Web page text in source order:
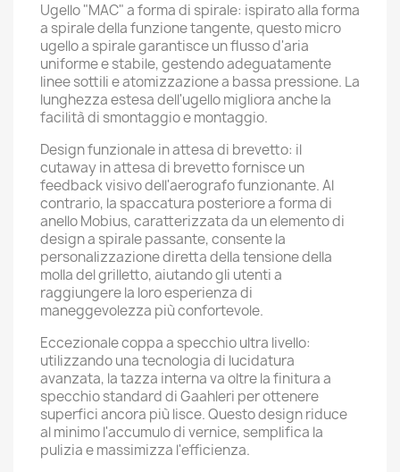
Ugello "MAC" a forma di spirale: ispirato alla forma
a spirale della funzione tangente, questo micro
ugello a spirale garantisce un flusso d'aria
uniforme e stabile, gestendo adeguatamente
linee sottili e atomizzazione a bassa pressione. La
lunghezza estesa dell'ugello migliora anche la
facilità di smontaggio e montaggio.
Design funzionale in attesa di brevetto: il
cutaway in attesa di brevetto fornisce un
feedback visivo dell'aerografo funzionante. Al
contrario, la spaccatura posteriore a forma di
anello Mobius, caratterizzata da un elemento di
design a spirale passante, consente la
personalizzazione diretta della tensione della
molla del grilletto, aiutando gli utenti a
raggiungere la loro esperienza di
maneggevolezza più confortevole.
Eccezionale coppa a specchio ultra livello:
utilizzando una tecnologia di lucidatura
avanzata, la tazza interna va oltre la finitura a
specchio standard di Gaahleri per ottenere
superfici ancora più lisce. Questo design riduce
al minimo l'accumulo di vernice, semplifica la
pulizia e massimizza l'efficienza.